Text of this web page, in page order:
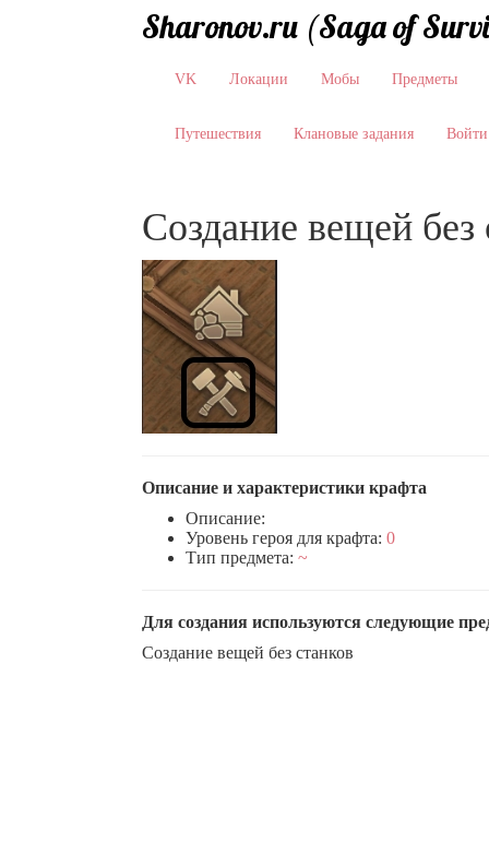
Sharonov.ru (Saga of
VK Локации Мобы Предметы
Путешествия Клановые задания Войти
Создание вещей без
Описание и характеристики крафта
Описание:
Уровень героя для крафта: 0
Тип предмета: ~
Для создания используются следующие
Создание вещей без станков